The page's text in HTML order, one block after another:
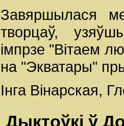
Завяршылася
творцаў,
імпрзе "Вітаем
на "Экватары"
Інга Вінарская,
Дыктоўкі ў